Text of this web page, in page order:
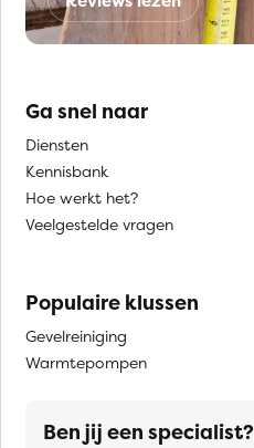
Ga snel naar
Diensten
Kennisbank
Hoe werkt het?
Veelgestelde vragen
Populaire klussen
Gevelreiniging
Warmtepompen
Ben jij een specialist?